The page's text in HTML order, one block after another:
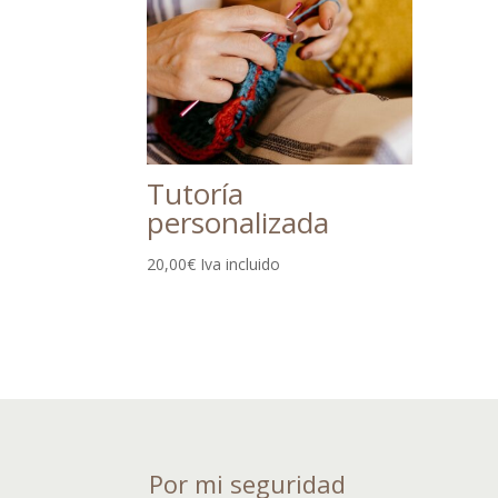
Tutoría
personalizada
20,00€ Iva incluido
Por mi seguridad